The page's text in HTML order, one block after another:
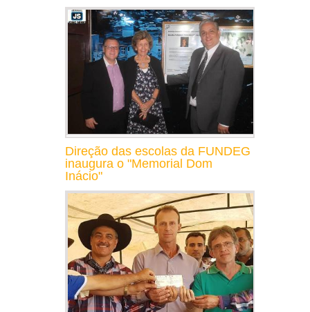
Direção das escolas da FUNDEG
inaugura o "Memorial Dom
Inácio"